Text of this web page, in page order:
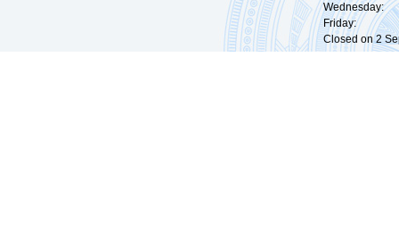
Wednesday:
Friday:
Closed on 2